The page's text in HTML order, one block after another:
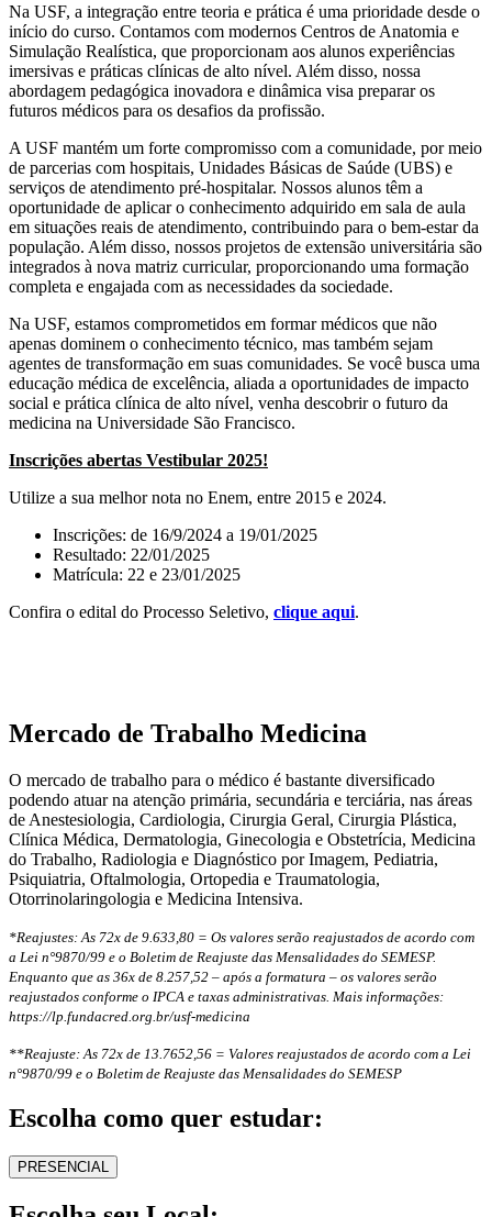
Na USF, a integração entre teoria e prática é uma prioridade desde o
início do curso. Contamos com modernos Centros de Anatomia e
Simulação Realística, que proporcionam aos alunos experiências
imersivas e práticas clínicas de alto nível. Além disso, nossa
abordagem pedagógica inovadora e dinâmica visa preparar os
futuros médicos para os desafios da profissão.
A USF mantém um forte compromisso com a comunidade, por meio
de parcerias com hospitais, Unidades Básicas de Saúde (UBS) e
serviços de atendimento pré-hospitalar. Nossos alunos têm a
oportunidade de aplicar o conhecimento adquirido em sala de aula
em situações reais de atendimento, contribuindo para o bem-estar da
população. Além disso, nossos projetos de extensão universitária são
integrados à nova matriz curricular, proporcionando uma formação
completa e engajada com as necessidades da sociedade.
Na USF, estamos comprometidos em formar médicos que não
apenas dominem o conhecimento técnico, mas também sejam
agentes de transformação em suas comunidades. Se você busca uma
educação médica de excelência, aliada a oportunidades de impacto
social e prática clínica de alto nível, venha descobrir o futuro da
medicina na Universidade São Francisco.
Inscrições abertas Vestibular 2025!
Utilize a sua melhor nota no Enem, entre 2015 e 2024.
Inscrições: de 16/9/2024 a 19/01/2025
Resultado: 22/01/2025
Matrícula: 22 e 23/01/2025
Confira o edital do Processo Seletivo, clique aqui.
Mercado de Trabalho Medicina
O mercado de trabalho para o médico é bastante diversificado
podendo atuar na atenção primária, secundária e terciária, nas áreas
de Anestesiologia, Cardiologia, Cirurgia Geral, Cirurgia Plástica,
Clínica Médica, Dermatologia, Ginecologia e Obstetrícia, Medicina
do Trabalho, Radiologia e Diagnóstico por Imagem, Pediatria,
Psiquiatria, Oftalmologia, Ortopedia e Traumatologia,
Otorrinolaringologia e Medicina Intensiva.
*Reajustes: As 72x de 9.633,80 = Os valores serão reajustados de acordo com
a Lei n°9870/99 e o Boletim de Reajuste das Mensalidades do SEMESP.
Enquanto que as 36x de 8.257,52 – após a formatura – os valores serão
reajustados conforme o IPCA e taxas administrativas. Mais informações:
https://lp.fundacred.org.br/usf-medicina
**Reajuste: As 72x de 13.7652,56 = Valores reajustados de acordo com a Lei
n°9870/99 e o Boletim de Reajuste das Mensalidades do SEMESP
Escolha como quer estudar:
PRESENCIAL